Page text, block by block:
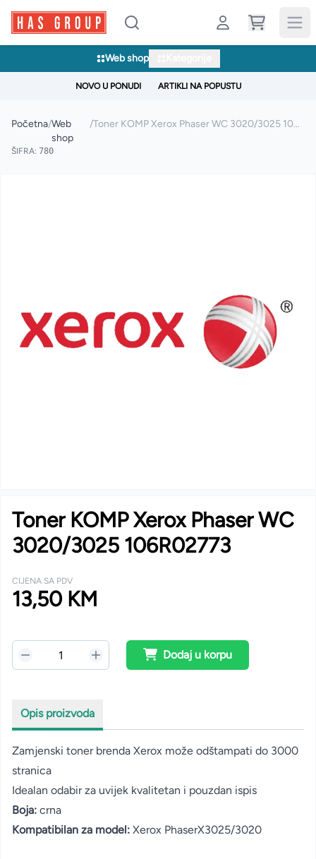
Web shop
NOVO U PONUDI ARTIKLI NA POPUSTU
Početna/Web
shop
/ Toner KOMP Xerox Phaser WC 3020/3025 106R02773
ŠIFRA: 780
Toner KOMP Xerox Phaser WC
3020/3025 106R02773
CIJENA SA PDV
13,50 KM
Dodaj u korpu
Opis proizvoda
Zamjenski toner brenda Xerox može odštampati do 3000
stranica
Idealan odabir za uvijek kvalitetan i pouzdan ispis
Boja: crna
Kompatibilan za model: Xerox PhaserX3025/3020